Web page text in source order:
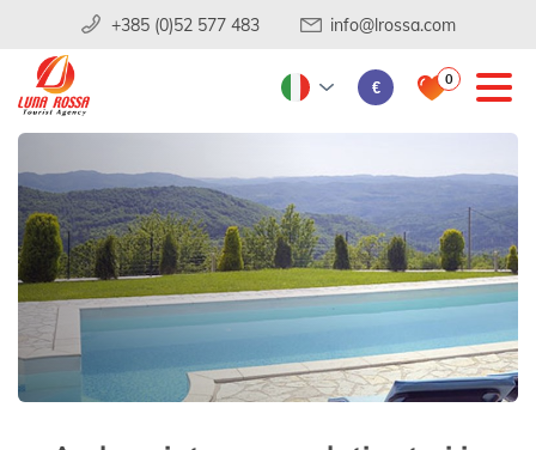
+385 (0)52 577 483 info@lrossa.com
€ 0